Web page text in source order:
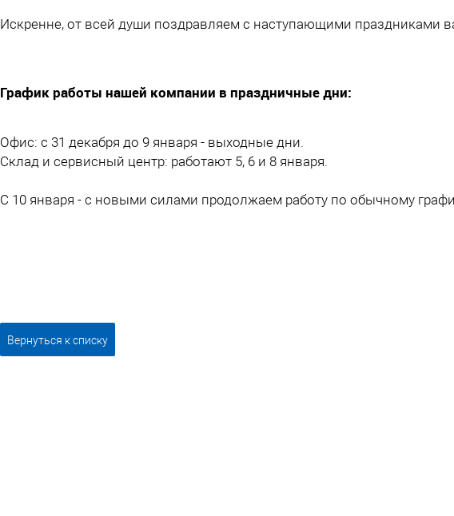
Искренне, от всей души поздравляем с наступающими праздниками
График работы нашей компании в праздничные дни:
Офис: с 31 декабря до 9 января - выходные дни.
Склад и сервисный центр: работают 5, 6 и 8 января.
С 10 января - с новыми силами продолжаем работу по обычному
Вернуться к списку